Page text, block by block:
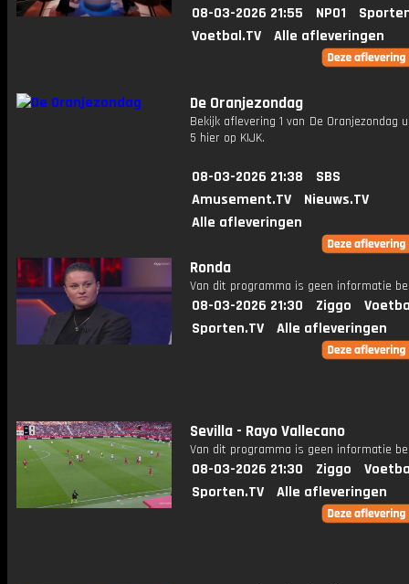
08-03-2026 21:55 NPO1
Voetbal.TV
Alle afleveringen
De Oranjezondag
Bekijk aflevering 1 van De Oranjezondag
5 hier op KIJK.
08-03-2026 21:38
SBS
Amusement.TV
Nieuws.TV
Alle afleveringen
Ronda
Van dit programma is geen informatie
08-03-2026 21:30 Ziggo
Sporten.TV
Alle afleveringen
Sevilla - Rayo Vallecano
Van dit programma is geen informatie
08-03-2026 21:30 Ziggo
Sporten.TV
Alle afleveringen